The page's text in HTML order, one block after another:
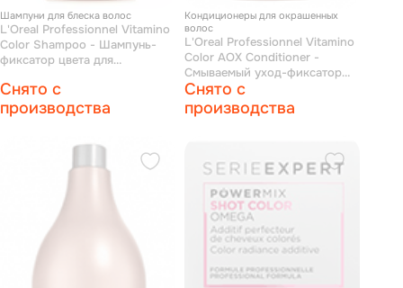
Шампуни для блеска волос
L'Oreal Professionnel Vitamino
Сolor Shampoo - Шампунь-
фиксатор цвета для
Снято с
производства
Кондиционеры для окрашенных
волос
L'Oreal Professionnel Vitamino
Сolor AOX Conditioner -
Смываемый уход-фиксатор
цвета для окрашенных волос
1000 мл
Снято с
производства